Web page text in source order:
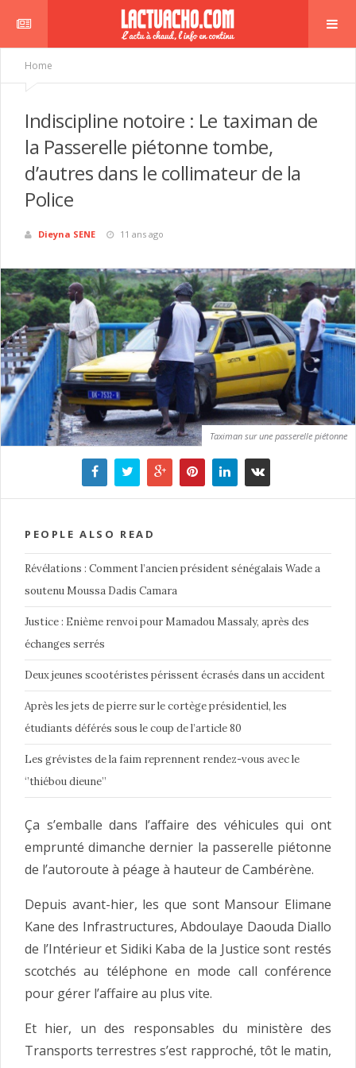
Home
Indiscipline notoire : Le taximan de
la Passerelle piétonne tombe,
d’autres dans le collimateur de la
Police
Dieyna SENE 11 ans ago
Taximan sur une passerelle piétonne
PEOPLE ALSO READ
Révélations : Comment l’ancien président sénégalais Wade a
soutenu Moussa Dadis Camara
Justice : Enième renvoi pour Mamadou Massaly, après des
échanges serrés
Deux jeunes scootéristes périssent écrasés dans un accident
Après les jets de pierre sur le cortège présidentiel, les
étudiants déférés sous le coup de l’article 80
Les grévistes de la faim reprennent rendez-vous avec le
‘’thiébou dieune’’
Ça s’emballe dans l’affaire des véhicules qui ont
emprunté dimanche dernier la passerelle piétonne
de l’autoroute à péage à hauteur de Cambérène.
Depuis avant-hier, les que sont Mansour Elimane
Kane des Infrastructures, Abdoulaye Daouda Diallo
de l’Intérieur et Sidiki Kaba de la Justice sont restés
scotchés au téléphone en mode call conférence
pour gérer l’affaire au plus vite.
Et hier, un des responsables du ministère des
Transports terrestres s’est rapproché, tôt le matin,